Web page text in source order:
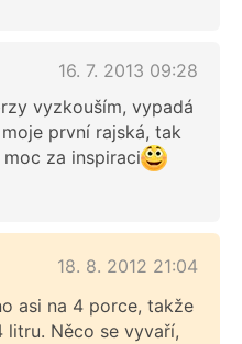
16. 7. 2013 09:28
vyzkouším, vypadá
první rajská, tak
moc za inspiraci
18. 8. 2012 21:04
asi na 4 porce, takže
Něco se vyvaří,